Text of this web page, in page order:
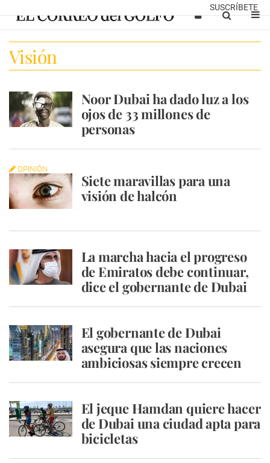
SUSCRÍBETE
Visión
Noor Dubai ha dado luz a los
ojos de 33 millones de
personas
OPINIÓN
Siete maravillas para una
visión de halcón
La marcha hacia el progreso
de Emiratos debe continuar,
dice el gobernante de Dubai
El gobernante de Dubai
asegura que las naciones
ambiciosas siempre crecen
El jeque Hamdan quiere hacer
de Dubai una ciudad apta para
bicicletas